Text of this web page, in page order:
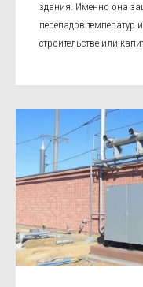
здания. Именно она
перепадов температур
строительстве или